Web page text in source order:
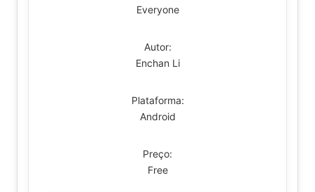
Everyone
Autor:
Enchan Li
Plataforma:
Android
Preço:
Free